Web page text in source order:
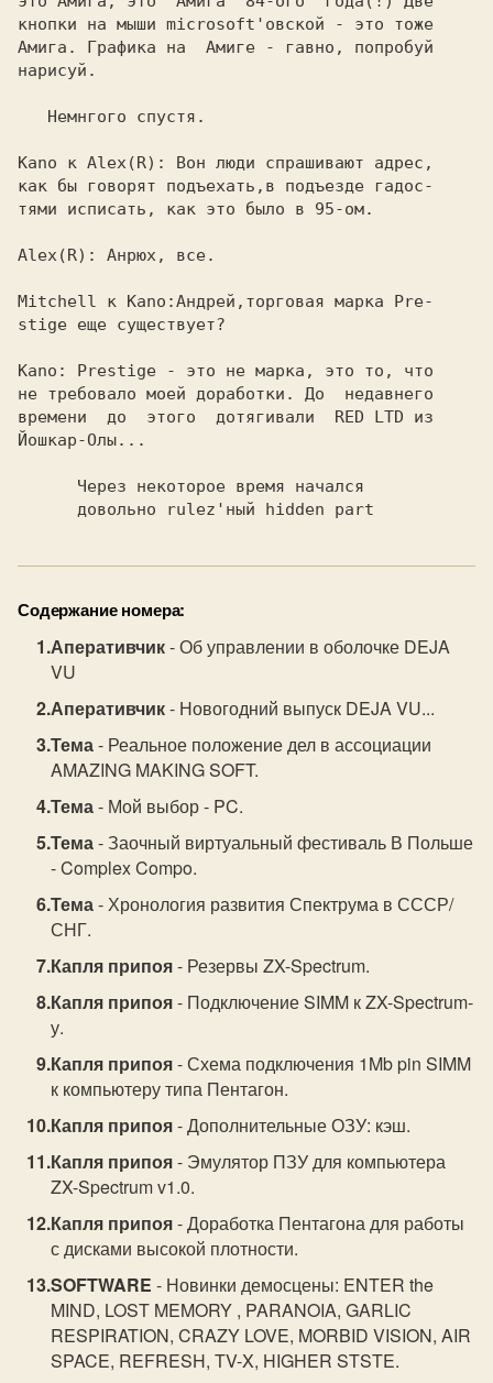
кнопки на мыши microsoft'овской - это тоже
Амига. Графика на  Амиге - гавно, попробуй
нарисуй.
Kano к Alex(R): Вон люди спрашивают адрес,
как бы говорят подъехать,в подъезде гадос-
тями исписать, как это было в 95-ом.
Alex(R): Анрюх, все.
Mitchell к Kano:Андрей,торговая марка Pre-
stige еще существует?
Kano: Prestige
- это не марка, это то, что
не требовало моей доработки. До  недавнего
времени  до  этого  дотягивали RED LTD из
Йошкар-Олы...
Содержание номера:
Аперативчик- Об управлении в оболочке DEJA
VU
Аперативчик- Новогодний выпуск DEJA VU...
Тема- Реальное положение дел в ассоциации
AMAZING MAKING SOFT.
Тема- Мой выбор - PC.
Тема- Заочный виртуальный фестиваль В Польше
- Complex Compo.
Тема- Хронология развития Спектрума в СССР/
СНГ.
Капля припоя- Резервы ZX-Spectrum.
Капля припоя- Подключение SIMM к ZX-Spectrum-
у.
Капля припоя- Схема подключения 1Mb pin SIMM
к компьютеру типа Пентагон.
Капля припоя- Дополнительные ОЗУ: кэш.
Капля припоя- Эмулятор ПЗУ для компьютера
ZX-Spectrum v1.0.
Капля припоя- Доработка Пентагона для работы
с дисками высокой плотности.
SOFTWARE - Новинки демосцены: ENTER the
MIND, LOST MEMORY , PARANOIA, GARLIC
RESPIRATION, CRAZY LOVE, MORBID VISION, AIR
SPACE, REFRESH, TV-X, HIGHER STSTE.